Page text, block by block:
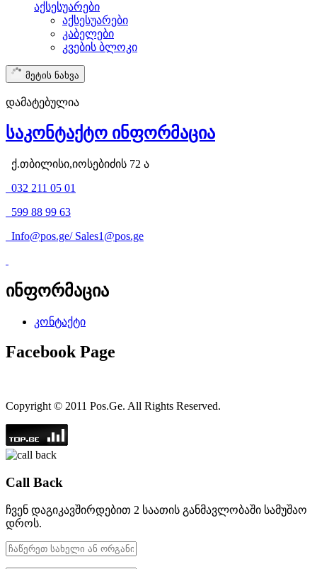
აქსესუარები
აქსესუარები
კაბელები
კვების ბლოკი
მეტის ნახვა
დამატებულია
საკონტაქტო ინფორმაცია
ქ.თბილისი,იოსებიძის 72 ა
032 211 05 01
599 88 99 63
Info@pos.ge/ Sales1@pos.ge
ინფორმაცია
კონტაქტი
Facebook Page
Copyright © 2011 Pos.Ge. All Rights Reserved.
Call Back
ჩვენ დაგიკავშირდებით 2 საათის განმავლობაში სამუშაო
დროს.